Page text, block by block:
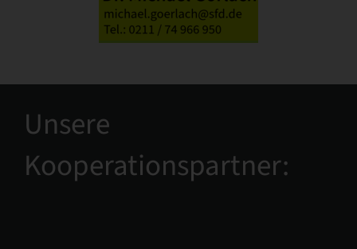
Unsere
Kooperationspartner: